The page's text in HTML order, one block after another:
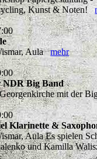
Kunst & Noten!
Aulamehr
NDR Big Band
mit der
Klarinette &
Aula Es spielen
und Kamilla